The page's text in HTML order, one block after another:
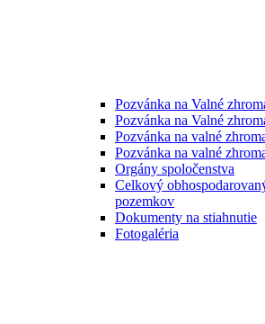
Pozvánka na Valné
Pozvánka na Valné
Pozvánka na valné
Pozvánka na valné
Orgány spoločenstva
Celkový
pozemkov
Dokumenty na stiahnutie
Fotogaléria